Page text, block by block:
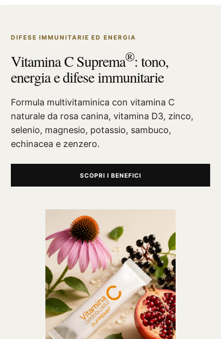
DIFESE IMMUNITARIE ED ENERGIA
Vitamina C Suprema®: tono,
energia e difese immunitarie
Formula multivitaminica con vitamina C
naturale da rosa canina, vitamina D3, zinco,
selenio, magnesio, potassio, sambuco,
echinacea e zenzero.
SCOPRI I BENEFICI